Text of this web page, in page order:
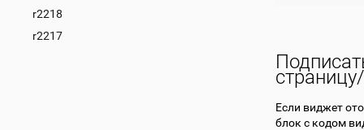
r2218
r2217
Если виджет
блок с кодом